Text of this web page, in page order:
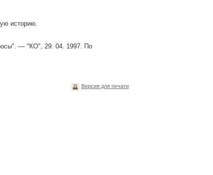
историю.
— "КО", 29. 04. 1997. По
Версия для печати